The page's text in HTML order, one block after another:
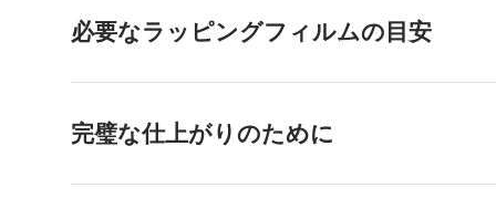
必要なラッピングフィルムの目安
完璧な仕上がりのために